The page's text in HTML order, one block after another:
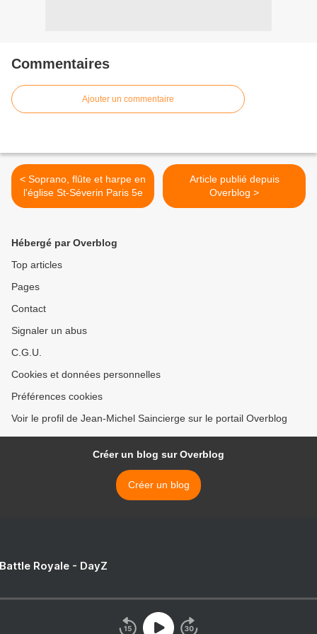
Commentaires
Ajouter un commentaire
< Soprano, flûte et harpe en
l'église St-Séverin Paris 5e
Article publié depuis
Overblog >
Hébergé par Overblog
Top articles
Pages
Contact
Signaler un abus
C.G.U.
Cookies et données personnelles
Préférences cookies
Voir le profil de Jean-Michel Saincierge sur le portail Overblog
Créer un blog sur Overblog
Créer un blog
Royale - DayZ